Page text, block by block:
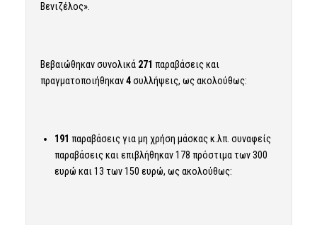
Βενιζέλος».
Βεβαιώθηκαν συνολικά 271 παραβάσεις και
πραγματοποιήθηκαν4συλλήψεις, ως ακολούθως:
191 παραβάσεις για μη χρήση μάσκας κ.λπ. συναφείς
παραβάσεις και επιβλήθηκαν 178 πρόστιμα των 300
ευρώ και 13 των 150 ευρώ, ως ακολούθως: